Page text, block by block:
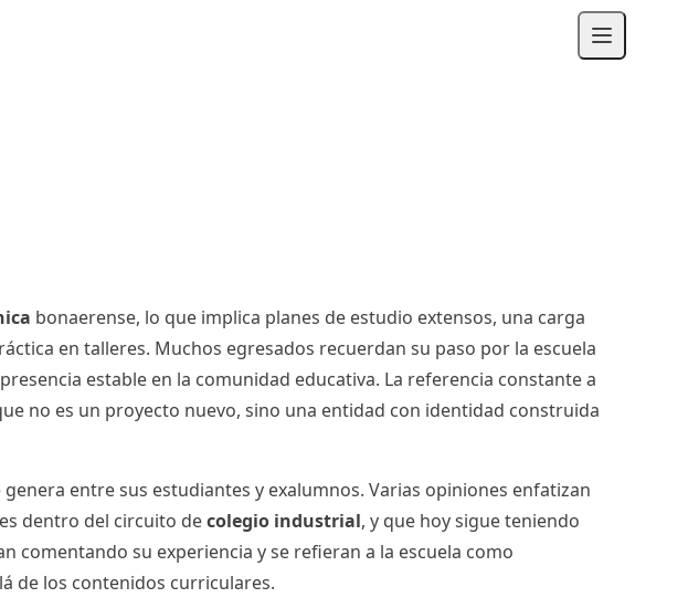
bonaerense, lo que implica planes de estudio extensos, una carga
en talleres. Muchos egresados recuerdan su paso por la escuela
estable en la comunidad educativa. La referencia constante a
no es un proyecto nuevo, sino una entidad con identidad construida
entre sus estudiantes y exalumnos. Varias opiniones enfatizan
dentro del circuito decolegio industrial, y que hoy sigue teniendo
comentando su experiencia y se refieran a la escuela como
de los contenidos curriculares.